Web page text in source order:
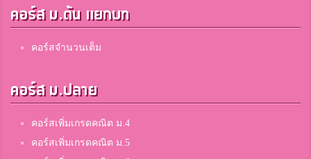
คอร์ส ม.ต้น แยกบท
คอร์สจำนวนเต็ม
คอร์ส ม.ปลาย
คอร์สเพิ่มเกรดคณิต ม.4
คอร์สเพิ่มเกรดคณิต ม.5